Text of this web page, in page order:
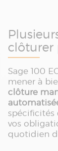
clôturer
Sage 100
mener à
clôture
spécificités
vos
quotidien